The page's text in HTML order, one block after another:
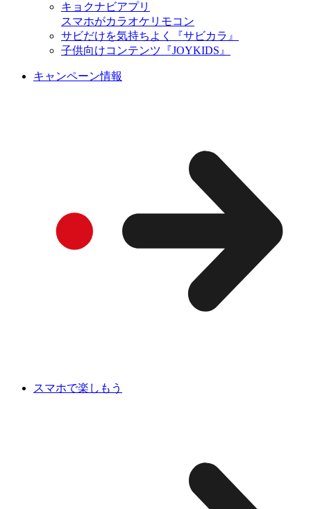
キョクナビアプリ
スマホがカラオケリモコン
サビだけを気持ちよく『サビカラ』
子供向けコンテンツ『JOYKIDS』
キャンペーン情報
スマホで楽しもう